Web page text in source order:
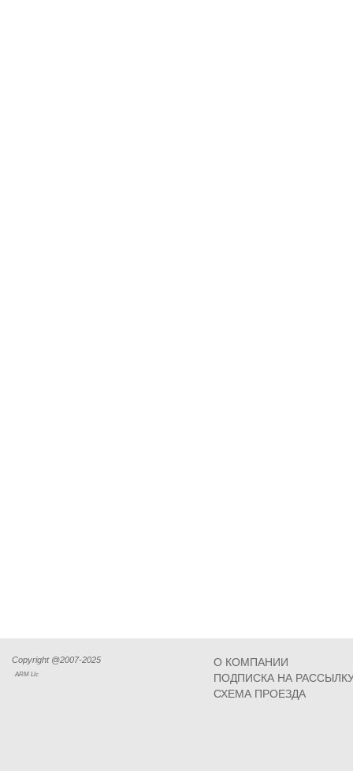
Copyright @2007-2025
ARM Llc
О КОМПАНИИ
ПОДПИСКА НА
СХЕМА ПРОЕЗДА